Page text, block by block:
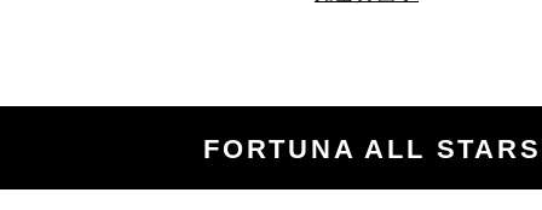
FORTUNA ALL